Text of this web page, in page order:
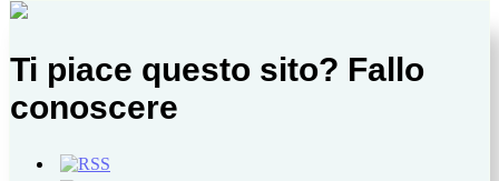
Ti piace questo sito? Fallo
conoscere